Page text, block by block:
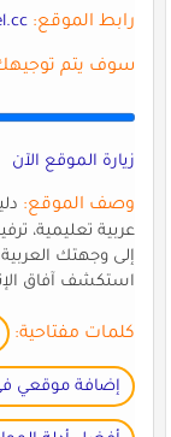
رابط الموقع:
سوف يتم توجيهك إلى
زيارة الموقع الآن
وصف الموقع:
عربية تعليمية،
إلى وجهتك
استكشف آفاق
كلمات مفتاحية:
إضافة موقعي